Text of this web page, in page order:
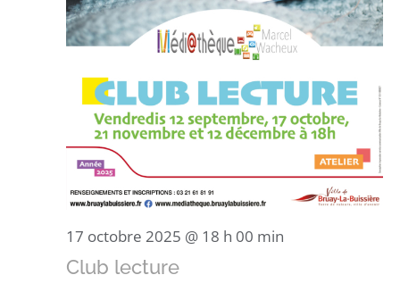
17 octobre 2025 @ 18 h 00 min
Club lecture